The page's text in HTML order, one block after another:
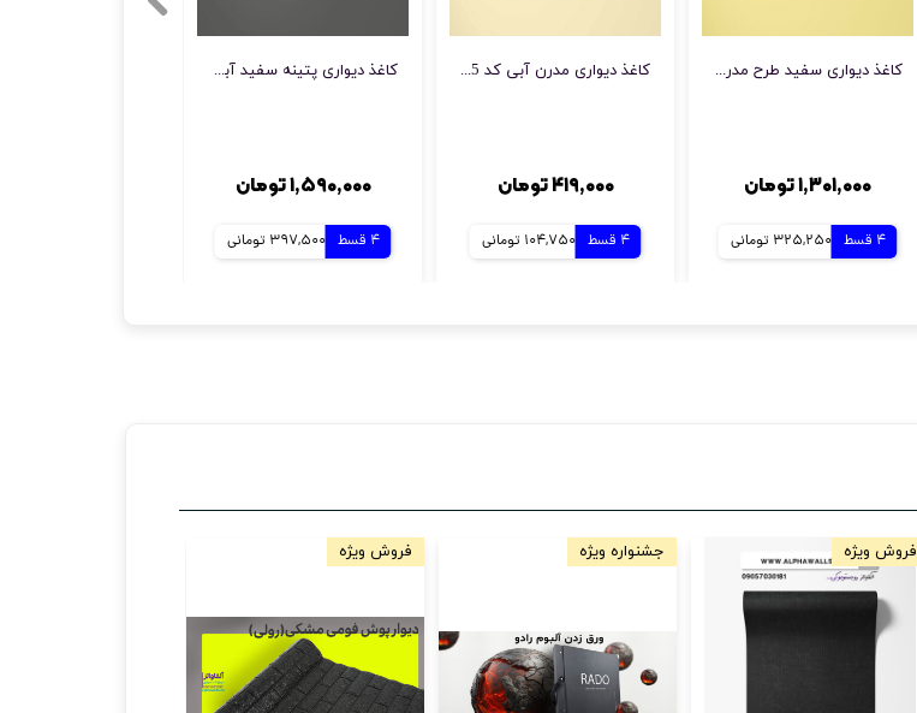
کاغذ دیواری پتینه سفید آبی شاین دار طرح 7051
۱,۵۹۰,۰۰۰ تومان
4 قسط 397,500 تومانی
کاغذ دیواری مدرن آبی کد 52105
۴۱۹,۰۰۰ تومان
4 قسط 104,750 تومانی
کاغذ دیواری سفید طرح مدرن 6025
۱,۳۰۱,۰۰۰ تومان
4 قسط 325,250 تومانی
فروش ویژه جشنواره ویژه فروش ویژه